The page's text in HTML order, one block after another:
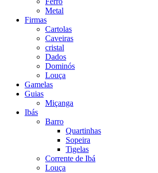
Metal
Firmas
Cartolas
Caveiras
cristal
Dados
Dominós
Louça
Gamelas
Guias
Miçanga
Ibás
Barro
Quartinhas
Sopeira
Tigelas
Corrente de Ibá
Louça